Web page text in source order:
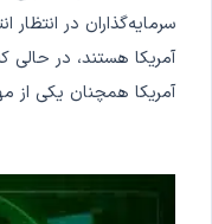
سرمایه‌گذاران در انتظار
آمریکا هستند، در حالی
آمریکا همچنان یکی از